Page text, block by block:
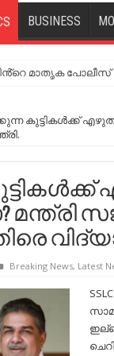
BUSINESS
മാതൃക പോലീസ്
കുട്ടികൾക്ക്
Breaking News, Latest